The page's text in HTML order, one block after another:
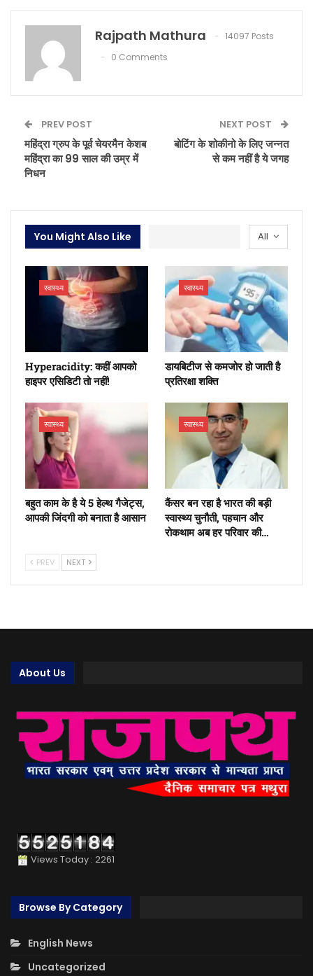
Rajpath Mathura
14097 Posts
0 Comments
PREV POST
महिंद्रा ग्रुप के पूर्व चेयरमैन केशब
महिंद्रा का 99 साल की उम्र में
निधन
NEXT POST
बोटिंग के शोकीनो के लिए जन्नत
से कम नहीं है ये जगह
All
You Might Also Like
स्वास्थ्य
Hyperacidity: कहीं आपको
हाइपर एसिडिटी तो नहीं!
स्वास्थ्य
डायबिटीज से कमजोर हो जाती है
प्रतिरक्षा शक्ति
स्वास्थ्य
बहुत काम के है ये 5 हेल्थ गैजेट्स,
आपकी जिंदगी को बनाता है आसान
स्वास्थ्य
कैंसर बन रहा है भारत की बड़ी
स्वास्थ्य चुनौती, पहचान और
रोकथाम अब हर परिवार की…
PREV NEXT
About Us
Views Today : 2261
Browse By Category
English News
Uncategorized